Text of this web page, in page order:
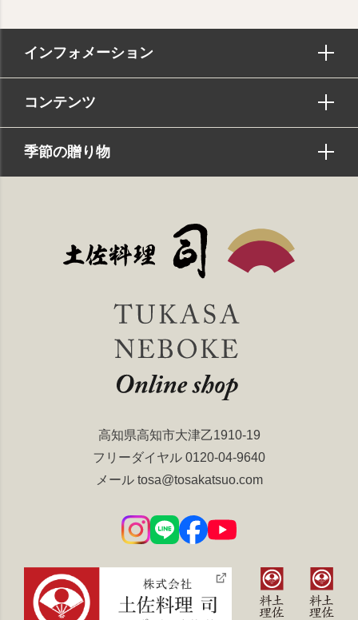
インフォメーション
コンテンツ
季節の贈り物
高知県高知市大津乙1910-19
フリーダイヤル 0120-04-9640
メール tosa@tosakatsuo.com